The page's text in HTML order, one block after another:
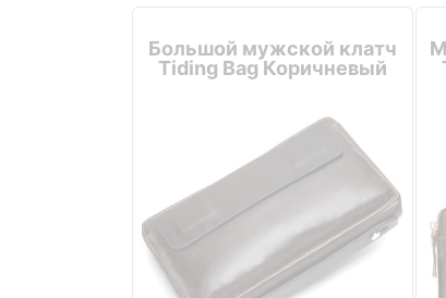
Большой мужской клатч
Tiding Bag Коричневый